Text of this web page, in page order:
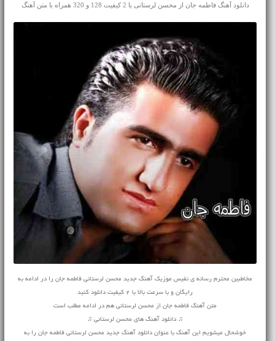
دانلود آهنگ فاطمه جان از محسن لرستانی با 2 کیفیت 128 و 320 همراه با متن آهنگ
مخاطبین محترم رسانه ی نفیس موزیک آهنگ جدید محسن لرستانی فاطمه جان را در ادامه به
رایگان و با سرعت بالا با 2 کیفیت دانلود کنید
متن آهنگ فاطمه جان از محسن لرستانی هم در ادامه مطلب است
♫ دانلود آهنگ های محسن لرستانی ♫
خوشحال میشویم این آهنگ با عنوان دانلود آهنگ جدید محسن لرستانی فاطمه جان را به